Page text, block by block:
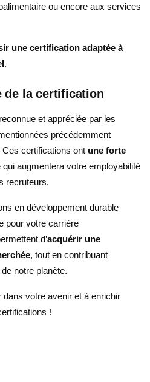
ou encore aux services
une certification adaptée à
.
de la certification
et appréciée par les
précédemment
certifications ont une forte
qui augmentera votre employabilité
recruteurs.
en développement durable
pour votre carrière
d’acquérir une
, tout en contribuant
notre planète.
dans votre avenir et à enrichir
!